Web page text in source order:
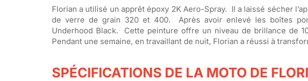
Florian a utilisé un apprêt époxy 2K Aero-Spray. Il a laissé sécher
de verre de grain 320 et 400. Après avoir enlevé les boîtes
Underhood Black. Cette peinture offre un niveau de brillance de
Pendant une semaine, en travaillant de nuit, Florian a réussi à
SPÉCIFICATIONS DE LA MOTO DE